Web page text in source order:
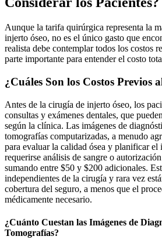
Aunque la tarifa quirúrgica representa la
injerto óseo, no es el único gasto que
realista debe contemplar todos los costos
parte importante para entender el costo
¿Cuáles Son los Costos Previos
Antes de la cirugía de injerto óseo, los
consultas y exámenes dentales, que
según la clínica. Las imágenes de
tomografías computarizadas, a menudo
para evaluar la calidad ósea y planificar el
requerirse análisis de sangre o
sumando entre $50 y $200 adicionales.
independientes de la cirugía y rara vez
cobertura del seguro, a menos que el
médicamente necesario.
¿Cuánto Cuestan las Imágenes de
Tomografías?